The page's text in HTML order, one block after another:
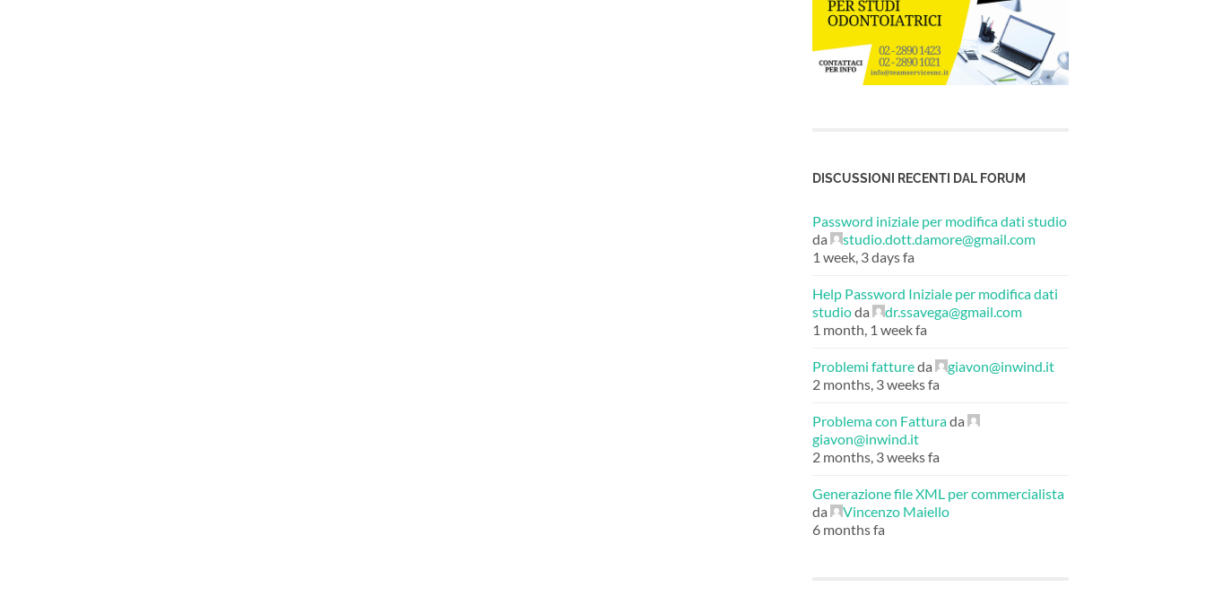
DISCUSSIONI RECENTI DAL FORUM
Password iniziale per modifica dati studio
da
studio.dott.damore@gmail.com
1 week, 3 days fa
Help Password Iniziale per modifica dati
studioda
dr.ssavega@gmail.com
1 month, 1 week fa
Problemi fattureda
giavon@inwind.it
2 months, 3 weeks fa
Problema con Fatturada
giavon@inwind.it
2 months, 3 weeks fa
Generazione file XML per commercialista
da
Vincenzo Maiello
6 months fa